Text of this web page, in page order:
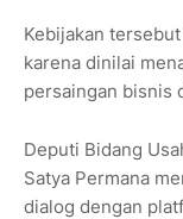
Kebijakan
karena dinilai
persaingan bisnis
Deputi Bidang
Satya Permana
dialog dengan